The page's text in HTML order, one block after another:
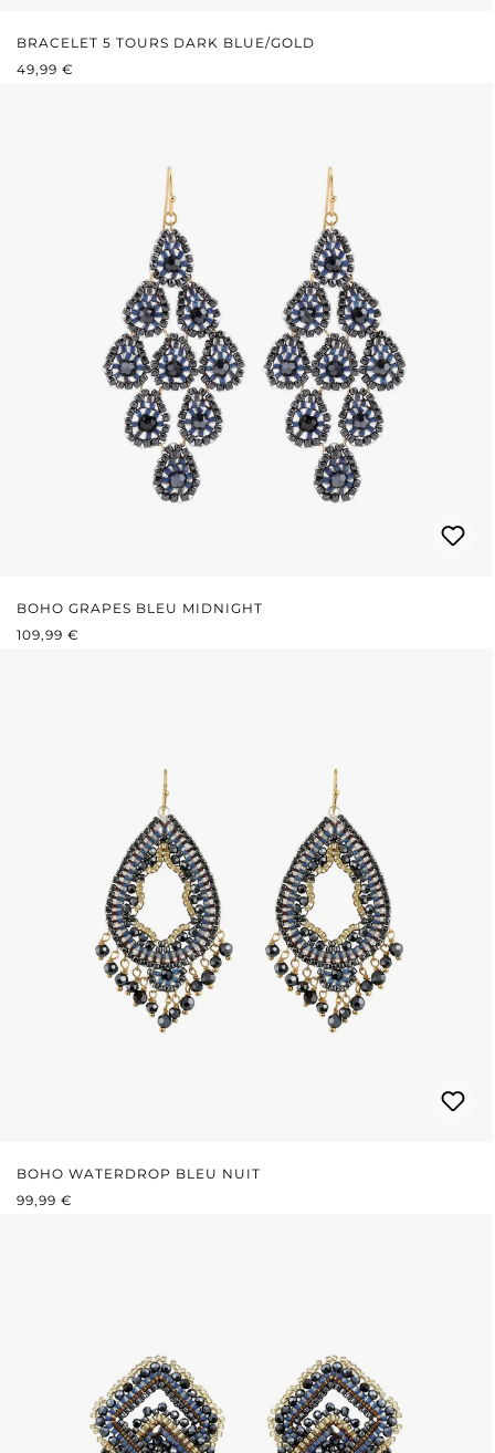
BRACELET 5 TOURS DARK BLUE/GOLD
PRIX RÉGULIER :
49,99 €
BOHO GRAPES BLEU MIDNIGHT
PRIX RÉGULIER :
109,99 €
BOHO WATERDROP BLEU NUIT
PRIX RÉGULIER :
99,99 €